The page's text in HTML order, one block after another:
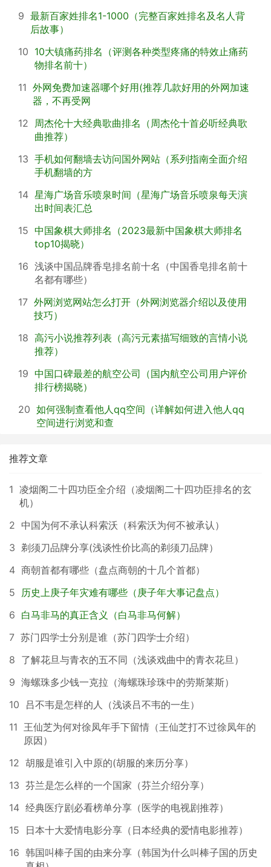
9 最新百家姓排名1-1000（完整百家姓排名及名人背
后故事）
10 10大镇痛药排名（评测各种类型疼痛的特效止痛药
物排名前十）
11 外网免费加速器哪个好用(推荐几款好用的外网加速
器，不再受网
12 周杰伦十大经典歌曲排名（周杰伦十首必听经典歌
曲推荐）
13 手机如何翻墙去访问国外网站（系列指南全面介绍
手机翻墙的方
14 星海广场音乐喷泉时间（星海广场音乐喷泉每天演
出时间表汇总
15 中国象棋大师排名（2023最新中国象棋大师排名
top10揭晓）
16 浅谈中国品牌香皂排名前十名（中国香皂排名前十
名都有哪些）
17 外网浏览网站怎么打开（外网浏览器介绍以及使用
技巧）
18 高污小说推荐列表（高污元素描写细致的言情小说
推荐）
19 中国口碑最差的航空公司（国内航空公司用户评价
排行榜揭晓）
20 如何强制查看他人qq空间（详解如何进入他人qq
空间进行浏览和查
推荐文章
1 凌烟阁二十四功臣全介绍（凌烟阁二十四功臣排名的玄
机）
2 中国为何不承认科索沃（科索沃为何不被承认）
3 剃须刀品牌分享(浅谈性价比高的剃须刀品牌）
4 商朝首都有哪些（盘点商朝的十几个首都）
5 历史上庚子年灾难有哪些（庚子年大事记盘点）
6 白马非马的真正含义（白马非马何解）
7 苏门四学士分别是谁（苏门四学士介绍）
8 了解花旦与青衣的五不同（浅谈戏曲中的青衣花旦）
9 海螺珠多少钱一克拉（海螺珠珍珠中的劳斯莱斯）
10
吕不韦是怎样的人（浅谈吕不韦的一生）
11 王仙芝为何对徐凤年手下留情（王仙芝打不过徐凤年的
原因）
12 胡服是谁引入中原的(胡服的来历分享）
13 芬兰是怎么样的一个国家（芬兰介绍分享）
14 经典医疗剧必看榜单分享（医学的电视剧推荐）
15
日本十大爱情电影分享（日本经典的爱情电影推荐）
16 韩国叫棒子国的由来分享（韩国为什么叫棒子国的历史